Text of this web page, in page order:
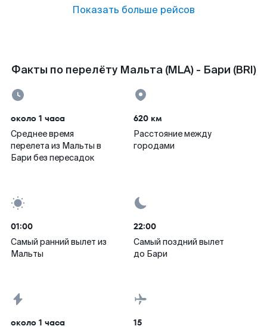
Показать больше рейсов
Факты по перелёту Мальта (MLA) - Бари (BRI)
около 1 часа
Среднее время
перелета из Мальты в
Бари без пересадок
620 км
Расстояние между
городами
01:00
Самый ранний вылет из
Мальты
22:00
Самый поздний вылет
до Бари
около 1 часа 15